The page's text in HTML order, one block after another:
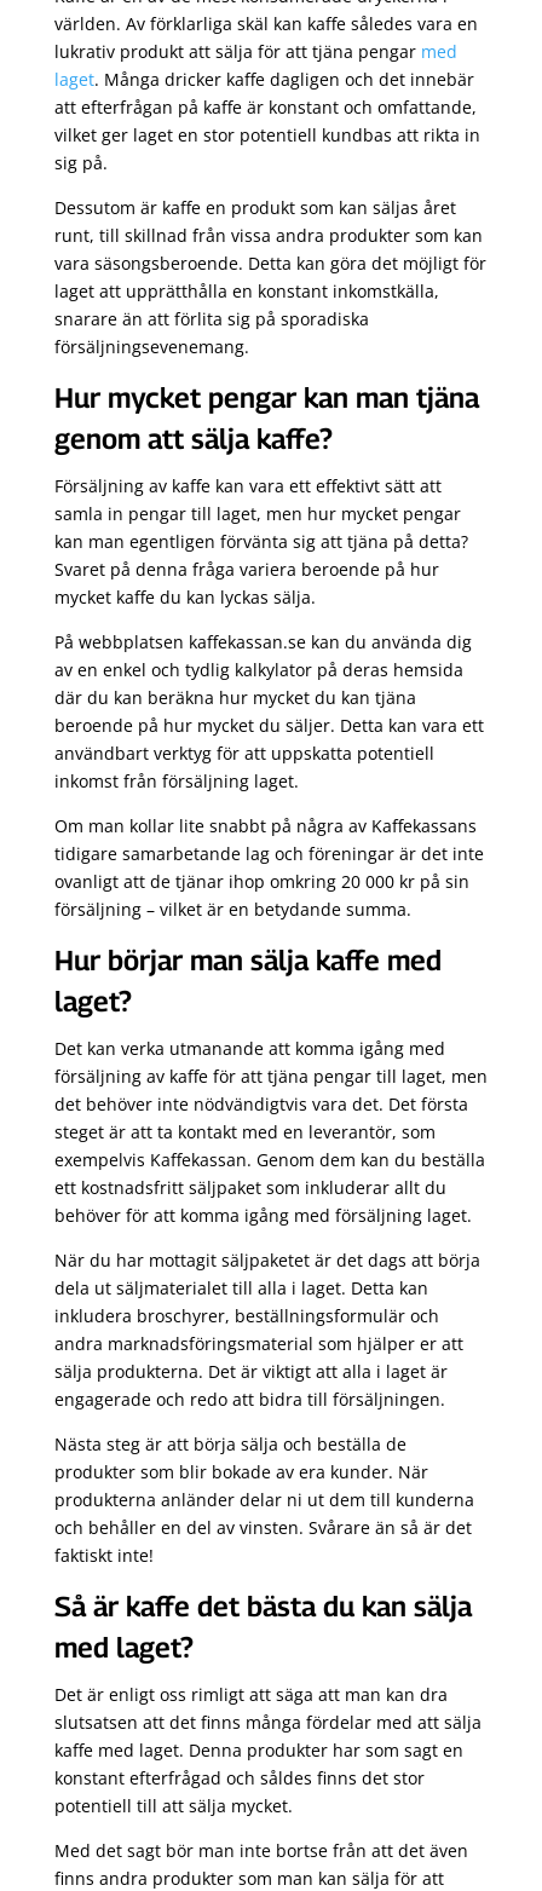
världen. Av förklarliga skäl kan kaffe således vara en
lukrativ produkt att sälja för att tjäna pengar med
laget. Många dricker kaffe dagligen och det innebär
att efterfrågan på kaffe är konstant och omfattande,
vilket ger laget en stor potentiell kundbas att rikta in
sig på.
Dessutom är kaffe en produkt som kan säljas året
runt, till skillnad från vissa andra produkter som kan
vara säsongsberoende. Detta kan göra det möjligt för
laget att upprätthålla en konstant inkomstkälla,
snarare än att förlita sig på sporadiska
försäljningsevenemang.
Hur mycket pengar kan man tjäna
genom att sälja kaffe?
Försäljning av kaffe kan vara ett effektivt sätt att
samla in pengar till laget, men hur mycket pengar
kan man egentligen förvänta sig att tjäna på detta?
Svaret på denna fråga variera beroende på hur
mycket kaffe du kan lyckas sälja.
På webbplatsen kaffekassan.se kan du använda dig
av en enkel och tydlig kalkylator på deras hemsida
där du kan beräkna hur mycket du kan tjäna
beroende på hur mycket du säljer. Detta kan vara ett
användbart verktyg för att uppskatta potentiell
inkomst från försäljning laget.
Om man kollar lite snabbt på några av Kaffekassans
tidigare samarbetande lag och föreningar är det inte
ovanligt att de tjänar ihop omkring 20 000 kr på sin
försäljning – vilket är en betydande summa.
Hur börjar man sälja kaffe med
laget?
Det kan verka utmanande att komma igång med
försäljning av kaffe för att tjäna pengar till laget, men
det behöver inte nödvändigtvis vara det. Det första
steget är att ta kontakt med en leverantör, som
exempelvis Kaffekassan. Genom dem kan du beställa
ett kostnadsfritt säljpaket som inkluderar allt du
behöver för att komma igång med försäljning laget.
När du har mottagit säljpaketet är det dags att börja
dela ut säljmaterialet till alla i laget. Detta kan
inkludera broschyrer, beställningsformulär och
andra marknadsföringsmaterial som hjälper er att
sälja produkterna. Det är viktigt att alla i laget är
engagerade och redo att bidra till försäljningen.
Nästa steg är att börja sälja och beställa de
produkter som blir bokade av era kunder. När
produkterna anländer delar ni ut dem till kunderna
och behåller en del av vinsten. Svårare än så är det
faktiskt inte!
Så är kaffe det bästa du kan sälja
med laget?
Det är enligt oss rimligt att säga att man kan dra
slutsatsen att det finns många fördelar med att sälja
kaffe med laget. Denna produkter har som sagt en
konstant efterfrågad och såldes finns det stor
potentiell till att sälja mycket.
Med det sagt bör man inte bortse från att det även
finns andra produkter som man kan sälja för att